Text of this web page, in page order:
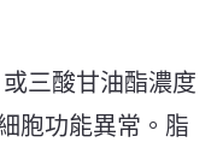
三酸甘油酯濃度
胞功能異常。脂